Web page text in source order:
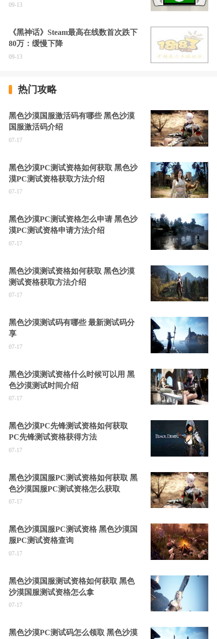
09-13
《黑神话》Steam最高在线数首次跌下
80万：缓慢下降
09-13
热门攻略
黑色沙漠国服激活码有哪些 黑色沙漠
国服激活码介绍
07-17
黑色沙漠PC测试资格如何获取 黑色沙
漠PC测试资格获取方法介绍
07-17
黑色沙漠PC测试资格怎么申请 黑色沙
漠PC测试资格申请方法介绍
07-17
黑色沙漠测试资格如何获取 黑色沙漠
测试资格获取方法介绍
07-17
黑色沙漠测试码有哪些 最新测试码分
享
07-17
黑色沙漠测试资格什么时候可以用 黑
色沙漠测试时间介绍
07-17
黑色沙漠PC先锋测试资格如何获取
PC先锋测试资格获得方法
07-17
黑色沙漠国服PC测试资格如何获取 黑
色沙漠国服PC测试资格怎么获取
07-17
黑色沙漠国服PC测试资格 黑色沙漠国
服PC测试资格查询
07-17
黑色沙漠国服测试资格如何获取 黑色
沙漠国服测试资格怎么拿
07-17
黑色沙漠PC测试码怎么领取 黑色沙漠